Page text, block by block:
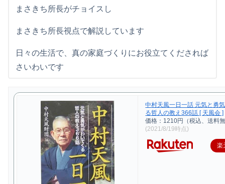
まさきち所長がチョイスし
まさきち所長視点で解説しています
日々の生活で、真の家庭づくりにお役立てくだされば
さいわいです
中村天風一日一話 元気と勇
る哲人の教え366話 [ 天風会 ]
価格：1210円（税込、送料
(2021/8/19時点)
楽